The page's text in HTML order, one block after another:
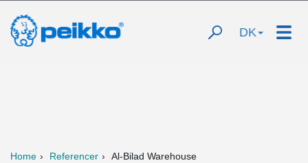
DK
Home Referencer Al-Bilad Warehouse